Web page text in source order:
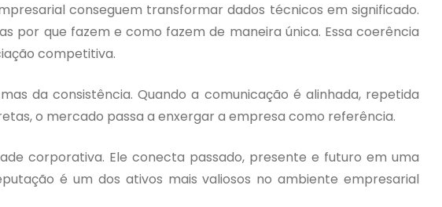
conseguem transformar dados técnicos em significado.
por que fazem e como fazem de maneira única. Essa coerência
competitiva.
da consistência. Quando a comunicação é alinhada, repetida
o mercado passa a enxergar a empresa como referência.
corporativa. Ele conecta passado, presente e futuro em uma
é um dos ativos mais valiosos no ambiente empresarial